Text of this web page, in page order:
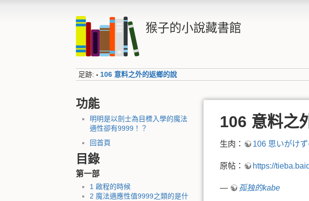
猴子的小說藏書館
足跡: • 106 意料之外的返鄉的說
功能
明明是以劍士為目標入學的魔法
適性卻有9999！？
回首頁
目錄
第一部
1 啟程的時候
2 魔法適應性值9999之類的是什
106 意料之
生肉： 106 思いがけ
原帖： https://
— 孤独的kabe